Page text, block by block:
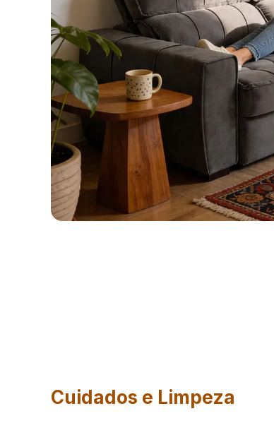
Cuidados e Limpeza